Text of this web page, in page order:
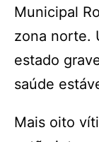
Municipal
zona norte.
estado
saúde
Mais oito